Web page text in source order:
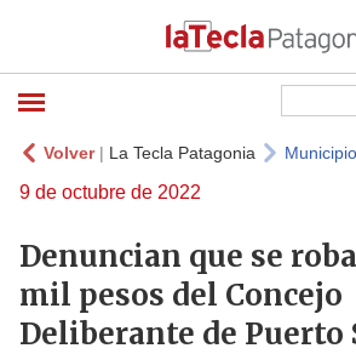
Volver| La Tecla Patagonia
9 de octubre de 2022
Denuncian que se
mil pesos del Concejo
Deliberante de Puerto